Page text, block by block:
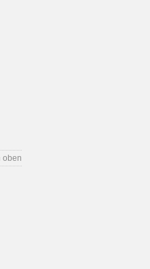
oben